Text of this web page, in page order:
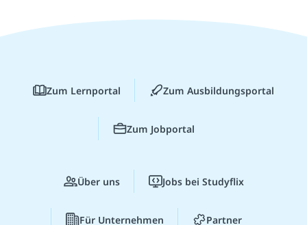
Zum Lernportal Zum Ausbildungsportal
Zum Jobportal
Über uns Jobs bei Studyflix
Für Unternehmen Partner